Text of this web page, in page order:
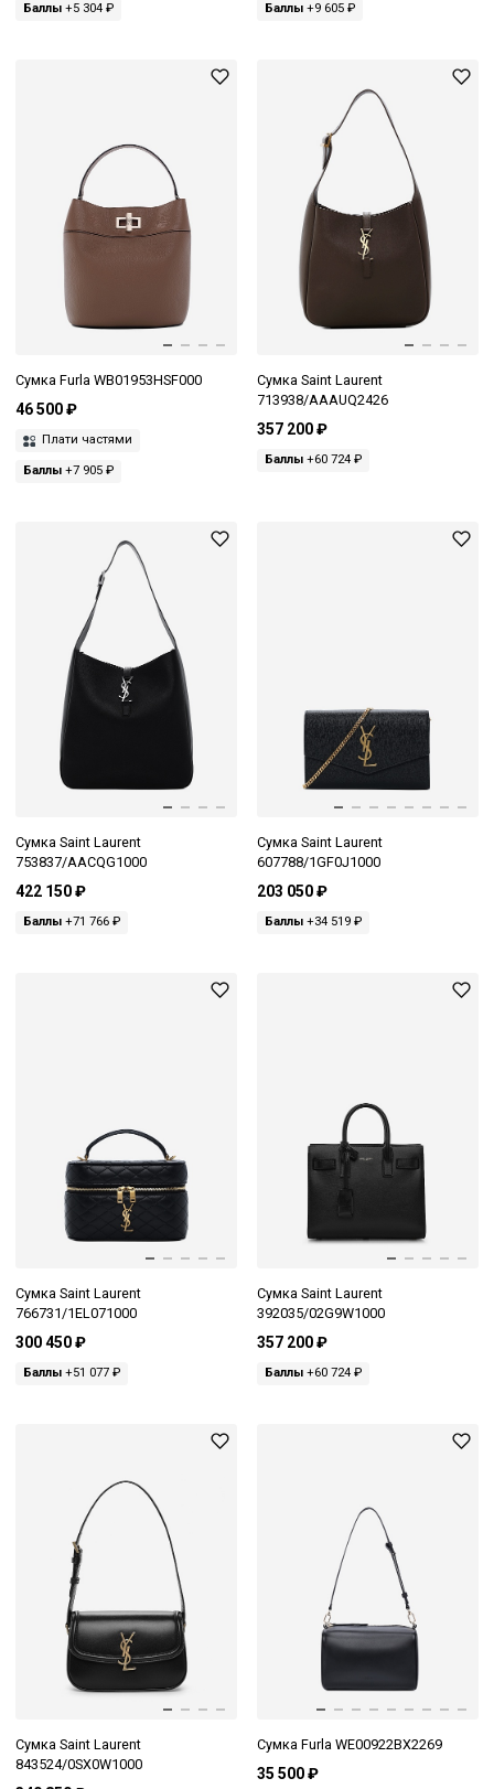
Баллы +5 304 ₽ Баллы+9 605 ₽
Сумка Furla WB01953HSF000
46 500 ₽
Плати частями
Баллы +7 905 ₽
Сумка Saint Laurent
713938/AAAUQ2426
357 200 ₽
Баллы+60 724 ₽
Сумка Saint Laurent
753837/AACQG1000
422 150 ₽
Баллы +71 766 ₽
Сумка Saint Laurent
607788/1GF0J1000
203 050 ₽
Баллы+34 519 ₽
Сумка Saint Laurent
766731/1EL071000
300 450 ₽
Баллы +51 077 ₽
Сумка Saint Laurent
392035/02G9W1000
357 200 ₽
Баллы+60 724 ₽
Сумка Saint Laurent
843524/0SX0W1000
Сумка Furla WE00922BX2269
35 500 ₽